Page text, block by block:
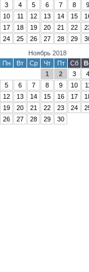
3
4 5 6 7 8
9
10
11 12 13 14 15
17
18 19 20 21 22
24
25 26 27 28 29
Ноябрь 2018
Пн
Вт Ср Чт Пт Сб
1
2 3
4
5
6 7 8 9 10
12
13 14 15 16 17
19
20 21 22 23 24
26
27 28 29 30